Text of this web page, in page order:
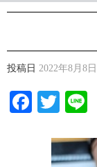
投稿日 2022年8月8日